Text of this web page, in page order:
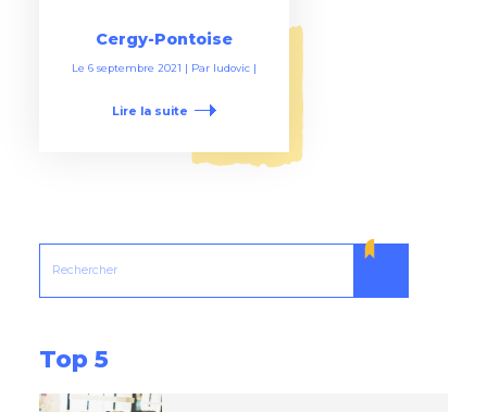
Cergy-Pontoise
Le 6 septembre 2021 | Par ludovic |
Lire la suite
Top 5